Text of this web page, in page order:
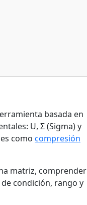
basada en
U, Σ (Sigma) y
como compresión
matriz, comprender
condición, rango y